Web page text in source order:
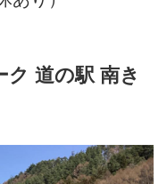
ク 道の駅 南き